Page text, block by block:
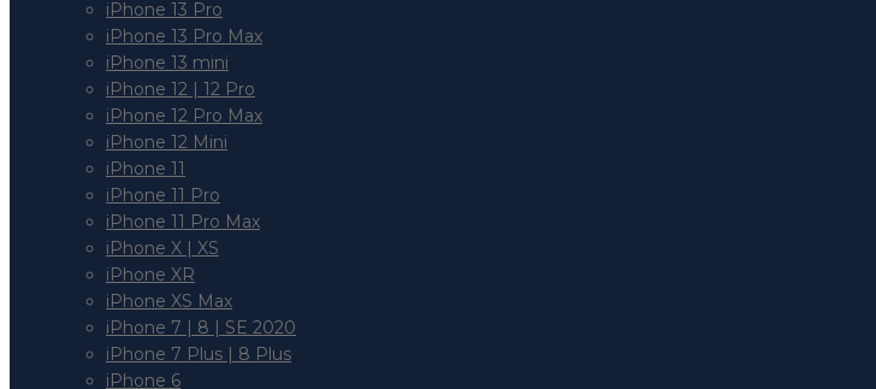
iPhone 13 Pro
iPhone 13 Pro Max
iPhone 13 mini
iPhone 12 | 12 Pro
iPhone 12 Pro Max
iPhone 12 Mini
iPhone 11
iPhone 11 Pro
iPhone 11 Pro Max
iPhone X | XS
iPhone XR
iPhone XS Max
iPhone 7 | 8 | SE 2020
iPhone 7 Plus | 8 Plus
iPhone 6